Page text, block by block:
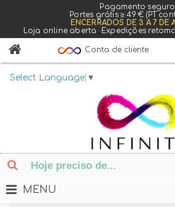
Pagamento seguro
Portes grátis ≥ 49 € (PT
ENCERRADOS DE 3 A 7 DE
Loja online aberta · Expedições
Select Language ▼
Conta de cliente
MENU